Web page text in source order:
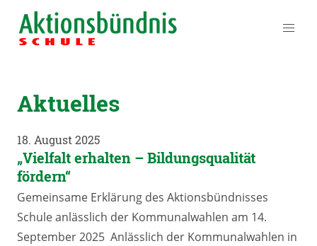
Aktuelles
18. August 2025
„Vielfalt erhalten – Bildungsqualität
fördern“
Gemeinsame Erklärung des Aktionsbündnisses
Schule anlässlich der Kommunalwahlen am 14.
September 2025 Anlässlich der Kommunalwahlen in